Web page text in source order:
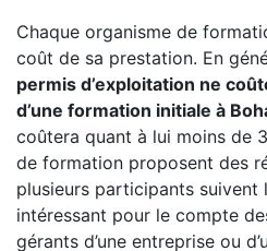
Chaque organisme de
coût de sa prestation. En
permis d’exploitation ne
d’une formation initiale à
coûtera quant à lui moins de
de formation proposent des
plusieurs participants suivent
intéressant pour le compte
gérants d’une entreprise ou